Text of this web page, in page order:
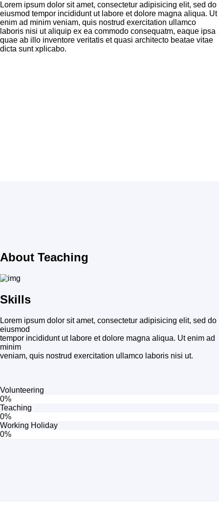
Lorem ipsum dolor sit amet, consectetur adipisicing elit, sed do
eiusmod tempor incididunt ut labore et dolore magna aliqua. Ut
enim ad minim veniam, quis nostrud exercitation ullamco
laboris nisi ut aliquip ex ea commodo consequatm, eaque ipsa
quae ab illo inventore veritatis et quasi architecto beatae vitae
dicta sunt xplicabo.
About Teaching
Skills
Lorem ipsum dolor sit amet, consectetur adipisicing elit, sed do
eiusmod
tempor incididunt ut labore et dolore magna aliqua. Ut enim ad
minim
veniam, quis nostrud exercitation ullamco laboris nisi ut.
Volunteering
0%
Teaching
0%
Working Holiday
0%